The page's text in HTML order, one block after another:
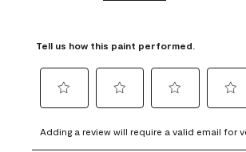
Tell us how this paint performed.
to
rate
to
rate
to
rate
to
rate
Adding a review will require a valid email for